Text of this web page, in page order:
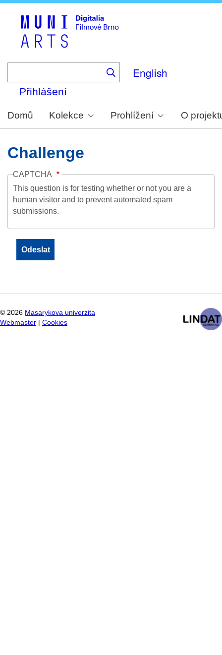
English
Přihlášení
Domů Kolekce Prohlížení O
Challenge
CAPTCHA
This question is for testing whether or not you are a
human visitor and to prevent automated spam
submissions.
© 2026 Masarykova univerzita
Webmaster
Cookies